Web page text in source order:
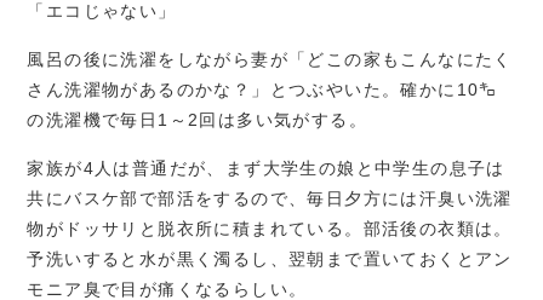
「エコじゃない」
風呂の後に洗濯をしながら妻が「どこの家もこんなにたく
さん洗濯物があるのかな？」とつぶやいた。確かに10㌔
の洗濯機で毎日1～2回は多い気がする。
家族が4人は普通だが、まず大学生の娘と中学生の息子は
共にバスケ部で部活をするので、毎日夕方には汗臭い洗濯
物がドッサリと脱衣所に積まれている。部活後の衣類は。
予洗いすると水が黒く濁るし、翌朝まで置いておくとアン
モニア臭で目が痛くなるらしい。